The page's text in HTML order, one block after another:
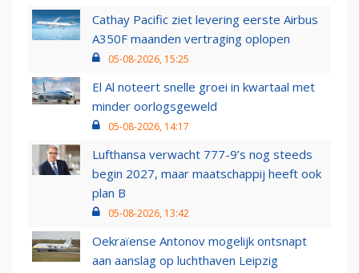
Cathay Pacific ziet levering eerste Airbus
A350F maanden vertraging oplopen
05-08-2026, 15:25
El Al noteert snelle groei in kwartaal met
minder oorlogsgeweld
05-08-2026, 14:17
Lufthansa verwacht 777-9’s nog steeds
begin 2027, maar maatschappij heeft ook
plan B
05-08-2026, 13:42
Oekraïense Antonov mogelijk ontsnapt
aan aanslag op luchthaven Leipzig